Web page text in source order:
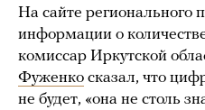
На сайте регионального
информации о
комиссар Иркутской
Фуженко сказал, что
не будет, «она не столь